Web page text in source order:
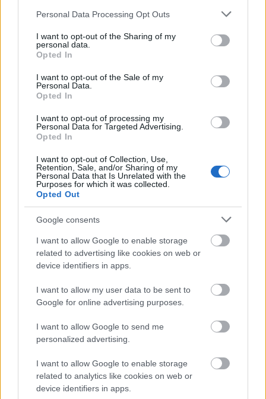
Please note that this website/app uses one or more Google
not limited to your visit or usage behaviour. You may click to
grant or deny consent to Google and its third-party tags to
use your data for below specified purposes in below Google
consent section.
Personal Data Processing Opt Outs
I want to opt-out of the Sharing of my
personal data.
Opted In
I want to opt-out of the Sale of my
Personal Data.
Opted In
I want to opt-out of processing my
Personal Data for Targeted Advertising.
Opted In
I want to opt-out of Collection, Use,
Retention, Sale, and/or Sharing of my
Personal Data that Is Unrelated with the
Purposes for which it was collected.
Opted Out
Google consents
I want to allow Google to enable storage
related to advertising like cookies on web or
device identifiers in apps.
I want to allow my user data to be sent to
Google for online advertising purposes.
I want to allow Google to send me
personalized advertising.
I want to allow Google to enable storage
related to analytics like cookies on web or
device identifiers in apps.
a legszebb szám, amihez Lance Bangs valaha is
Hewlett's Daughtercímű dala a 2000-es
Sophtware Slump
albumról
ez az első Arcade Fire-album első számának, a